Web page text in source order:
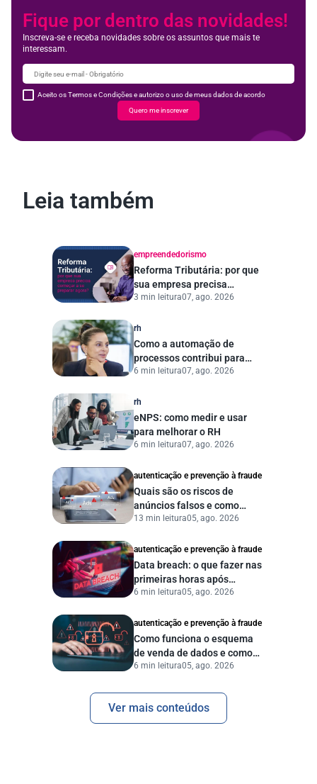
Fique por dentro das novidades!
Inscreva-se e receba novidades sobre os assuntos que mais te
interessam.
Aceito os Termos e Condições e autorizo o uso de meus dados de acordo
Quero me inscrever
Leia também
empreendedorismo
Reforma Tributária: por que
sua empresa precisa
começar a se preparar
3 min leitura07, ago. 2026
rh
Como a automação de
processos contribui para
uma gestão pública mais
6 min leitura07, ago. 2026
rh
eNPS: como medir e usar
para melhorar o RH
6 min leitura07, ago. 2026
autenticação e prevenção à fraude
Quais são os riscos de
anúncios falsos e como
proteger seu negócio?
13 min leitura05, ago. 2026
autenticação e prevenção à fraude
Data breach: o que fazer nas
primeiras horas após
vazamento de dados?
6 min leitura05, ago. 2026
autenticação e prevenção à fraude
Como funciona o esquema
de venda de dados e como
proteger sua empresa?
6 min leitura05, ago. 2026
Ver mais conteúdos